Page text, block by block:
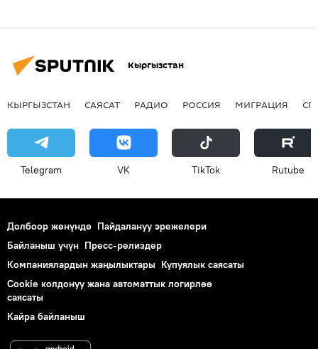
Кыргызстан
КЫРГЫЗСТАН САЯСАТ РАДИО РОССИЯ МИГРАЦИЯ
Telegram VK ТikТоk Rutube
Долбоор жөнүндө Пайдалануу эрежелери
Байланыш үчүн Пресс-релиздер
Компаниялардын жаңылыктары Купуялык саясаты
Cookie колдонуу жана автоматтык логирлөө
саясаты
Кайра байланыш